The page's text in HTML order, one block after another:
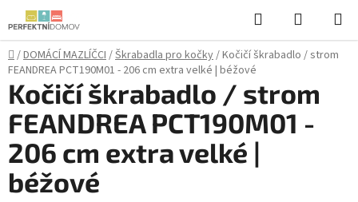
Přejít
na
obsah
Hledat
KOŠÍK
Domů
/DOMÁCÍ MAZLÍČCI/Škrabadla pro kočky/Kočičí škrabadlo / strom
FEANDREA PCT190M01 - 206 cm extra velké | béžové
Kočičí škrabadlo / strom
FEANDREA PCT190M01 -
206 cm extra velké |
béžové